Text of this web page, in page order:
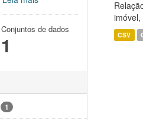
Conjuntos de dados
1
1
CSV